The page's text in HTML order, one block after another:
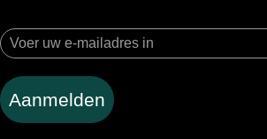
Aanmelden